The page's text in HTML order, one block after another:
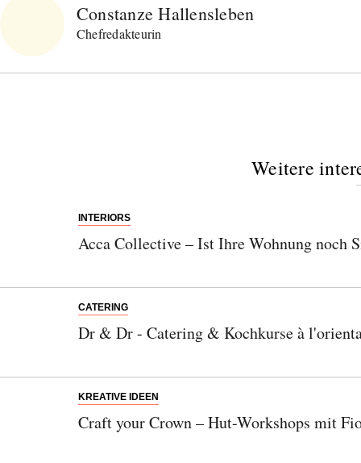
Constanze Hallensleben
Chefredakteurin
Weitere
INTERIORS
Acca Collective – Ist Ihre Wohnung noch
CATERING
Dr & Dr - Catering & Kochkurse à
KREATIVE IDEEN
Craft your Crown – Hut-Workshops mit